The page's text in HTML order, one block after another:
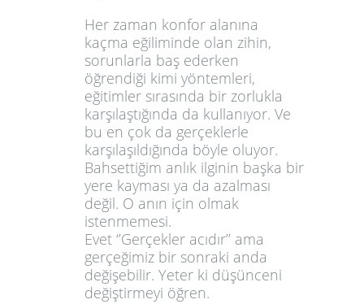
Her zaman konfor alanına
kaçma eğiliminde olan zihin,
sorunlarla baş ederken
öğrendiği kimi yöntemleri,
eğitimler sırasında bir zorlukla
karşılaştığında da kullanıyor. Ve
bu en çok da gerçeklerle
karşılaşıldığında böyle oluyor.
Bahsettiğim anlık ilginin başka bir
yere kayması ya da azalması
değil. O anın için olmak
istenmemesi.
Evet ‘’Gerçekler acıdır’’ ama
gerçeğimiz bir sonraki anda
değişebilir. Yeter ki düşünceni
değiştirmeyi öğren.